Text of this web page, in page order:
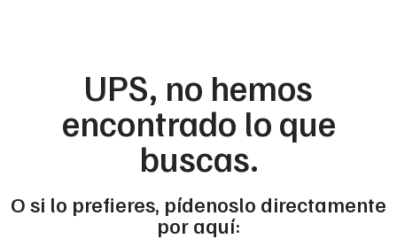
UPS, no hemos
encontrado lo que
buscas.
O si lo prefieres, pídenoslo directamente
por aquí: